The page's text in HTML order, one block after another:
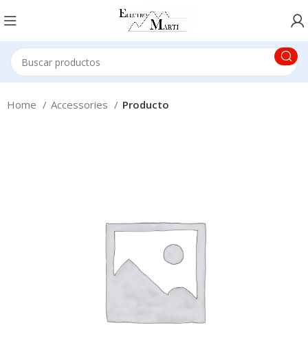
Home Accessories Producto